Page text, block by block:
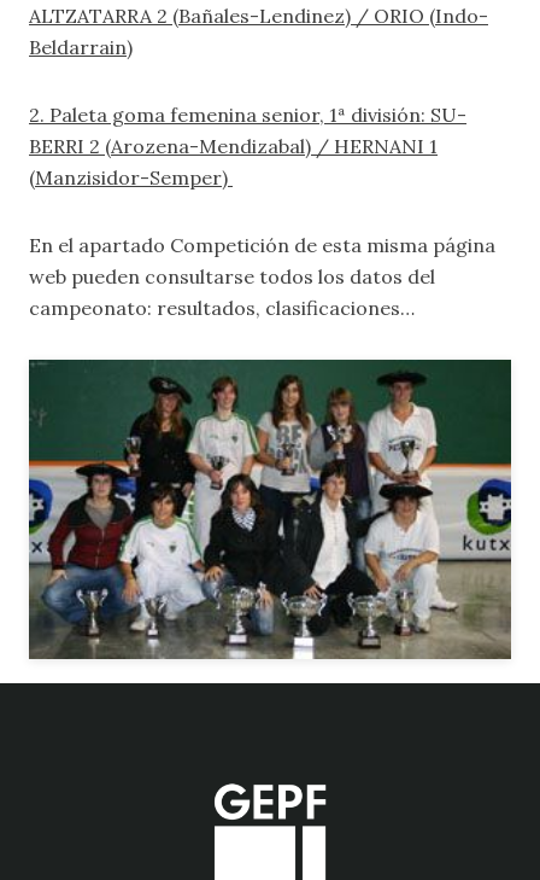
ALTZATARRA 2 (Bañales-Lendinez) / ORIO (Indo-
Beldarrain)
2. Paleta goma femenina senior, 1ª división: SU-
BERRI 2 (Arozena-Mendizabal) / HERNANI 1
(Manzisidor-Semper)
En el apartado Competición de esta misma página
web pueden consultarse todos los datos del
campeonato: resultados, clasificaciones…